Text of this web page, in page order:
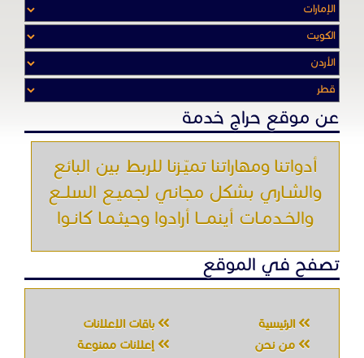
عن موقع حراج خدمة
أدواتنا ومهاراتنا تميّـزنا للربط بين البائع
والشـاري بشكل مجاني لجميـع السلــع
والخـدمـات أينمـــا أرادوا وحيثـمـا كانـوا
تصفح في الموقع
الرئيسية
باقات الإعلانات
من نحن
إعلانات ممنوعة